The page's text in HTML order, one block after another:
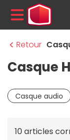
MENU
Retour
Casque
Casque audio
10 articles